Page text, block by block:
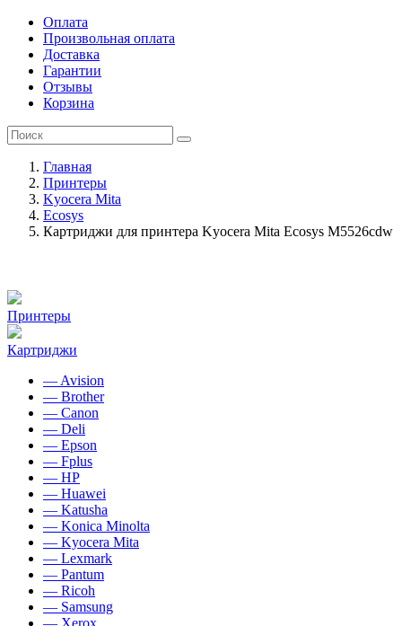
Оплата
Произвольная оплата
Доставка
Гарантии
Отзывы
Корзина
Главная
Принтеры
Kyocera Mita
Ecosys
Картриджи для принтера Kyocera Mita Ecosys M5526cdw
Принтеры
Картриджи
— Avision
— Brother
— Canon
— Deli
— Epson
— Fplus
— HP
— Huawei
— Katusha
— Konica Minolta
— Kyocera Mita
— Lexmark
— Pantum
— Ricoh
— Samsung
— Xerox